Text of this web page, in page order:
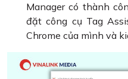
Manager có thành
đặt công cụ Tag
Chrome của mình và